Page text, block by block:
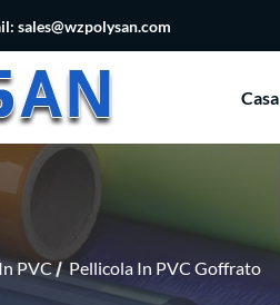
sales@wzpolysan.com
Casa
PVC Pellicola In PVC Goffrato